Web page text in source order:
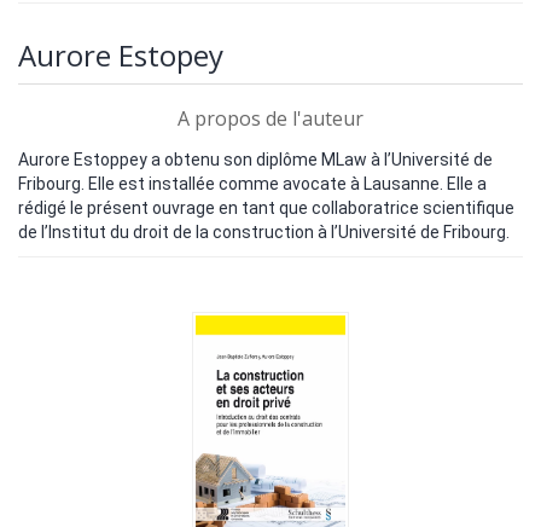
Aurore Estopey
A propos de l'auteur
Aurore Estoppey a obtenu son diplôme MLaw à l’Université de
Fribourg. Elle est installée comme avocate à Lausanne. Elle a
rédigé le présent ouvrage en tant que collaboratrice scientifique
de l’Institut du droit de la construction à l’Université de Fribourg.